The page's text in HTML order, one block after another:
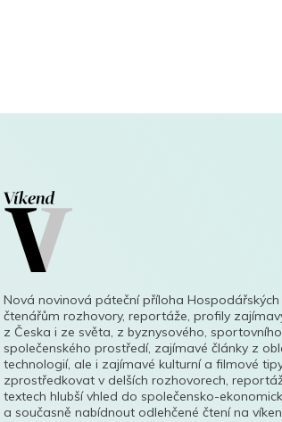
Nová novinová páteční příloha
čtenářům rozhovory, reportáže, profily
z Česka i ze světa, z byznysového,
společenského prostředí, zajímavé články z
technologií, ale i zajímavé kulturní a filmové
zprostředkovat v delších rozhovorech,
textech hlubší vhled do společensko-
a současně nabídnout odlehčené čtení na